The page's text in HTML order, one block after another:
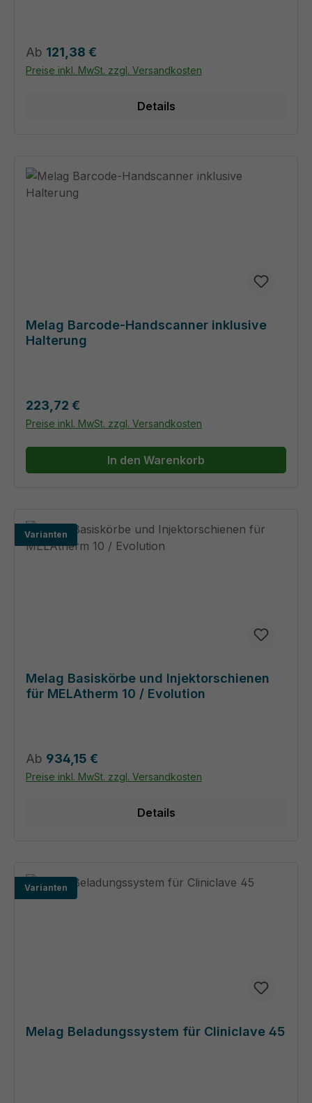
Regulärer Preis:
Ab 121,38 €
Preise inkl. MwSt. zzgl. Versandkosten
Details
Melag Barcode-Handscanner inklusive
Halterung
Regulärer Preis:
223,72 €
Preise inkl. MwSt. zzgl. Versandkosten
In den Warenkorb
Varianten
Melag Basiskörbe und Injektorschienen
für MELAtherm 10 / Evolution
Regulärer Preis:
Ab 934,15 €
Preise inkl. MwSt. zzgl. Versandkosten
Details
Varianten
Melag Beladungssystem für Cliniclave 45